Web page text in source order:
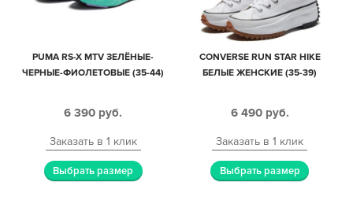
PUMA RS-X MTV ЗЕЛЁНЫЕ-
ЧЕРНЫЕ-ФИОЛЕТОВЫЕ (35-44)
6 390 руб.
Заказать в 1 клик
Выбрать размер
CONVERSE RUN STAR HIKE
БЕЛЫЕ ЖЕНСКИЕ (35-39)
6 490 руб.
Заказать в 1 клик
Выбрать размер